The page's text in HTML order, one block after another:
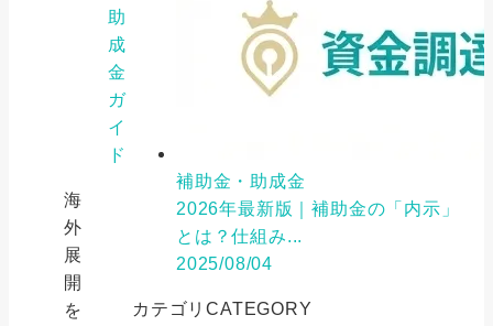
助
成
金
ガ
イ
ド
海
外
展
開
を
補助金・助成金
2026年最新版｜補助金の「内示」
とは？仕組み...
2025/08/04
カテゴリCATEGORY